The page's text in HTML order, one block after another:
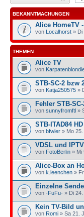
BEKANNTMACHUNGEN
Alice HomeTV
von Localhorst » Di
THEMEN
Alice TV
von
STB-SC-2 bzw
von Katja250575 »
Fehler STB-SC-
von sunnyfromftl »
STB-ITAD84
von bfwler » Mo
VDSL und
von FotoBerlin » Mi
Alice-Box an
von k.leenchen »
Einzelne
von -FuFu- » Di
Kein TV-Bild
von Romi » Sa 21.